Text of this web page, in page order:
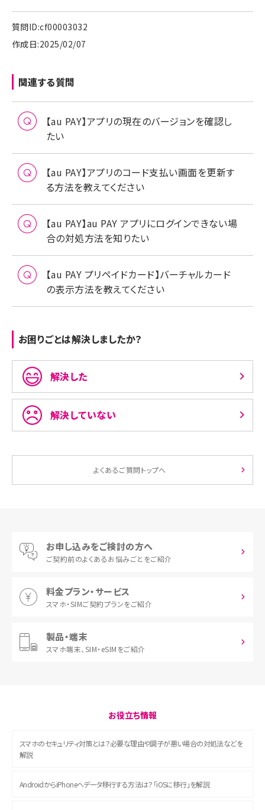
質問ID:cf00003032
作成日:2025/02/07
関連する質問
【au PAY】アプリの現在のバージョンを確認し
たい
【au PAY】アプリのコード支払い画面を更新す
る方法を教えてください
【au PAY】au PAY アプリにログインできない場
合の対処方法を知りたい
【au PAY プリペイドカード】バーチャルカード
の表示方法を教えてください
お困りごとは解決しましたか？
解決した
解決していない
よくあるご質問トップへ
お申し込みをご検討の方へ
ご契約前のよくあるお悩みごとをご紹介
料金プラン・サービス
スマホ・SIMご契約プランをご紹介
製品・端末
スマホ端末、 SIM・eSIMをご紹介
お役立ち情報
スマホのセキュリティ対策とは？必要な理由や調子が悪い場合の対処法などを
解説
AndroidからiPhoneへデータ移行する方法は？「iOSに移行」を解説